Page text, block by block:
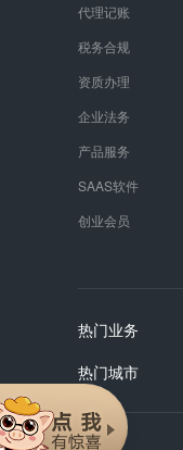
代理记账
税务合规
资质办理
企业法务
产品服务
SAAS软件
创业会员
热门业务
热门城市